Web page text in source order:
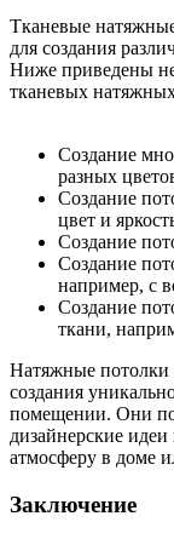
Тканевые
для создания
Ниже приведены
тканевых
Создание
разных
Создание
цвет и
Создание
Создание
например, с
Создание
ткани,
Натяжные потолки
создания
помещении. Они
дизайнерские
атмосферу в доме
Заключение